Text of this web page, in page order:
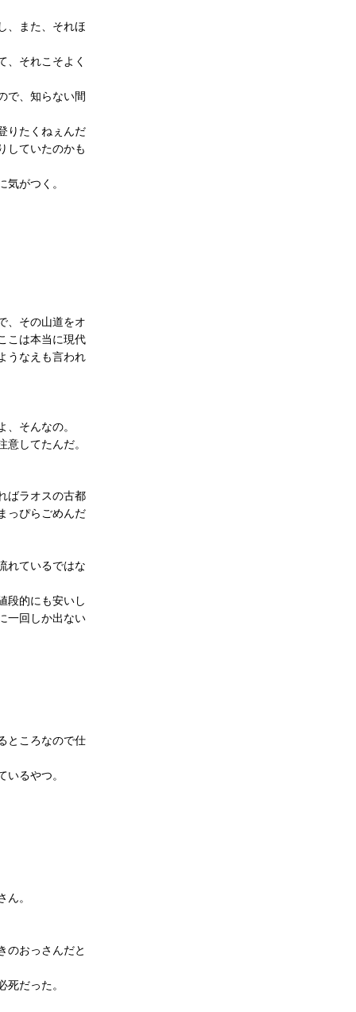
、また、それほ
、それこそよく
で、知らない間
りたくねぇんだ
していたのかも
がつく。
、その山道をオ
こは本当に現代
うなえも言われ
そんなの。
してたんだ。
ばラオスの古都
っぴらごめんだ
れているではな
段的にも安いし
一回しか出ない
ところなので仕
るやつ。
。
のおっさんだと
だった。